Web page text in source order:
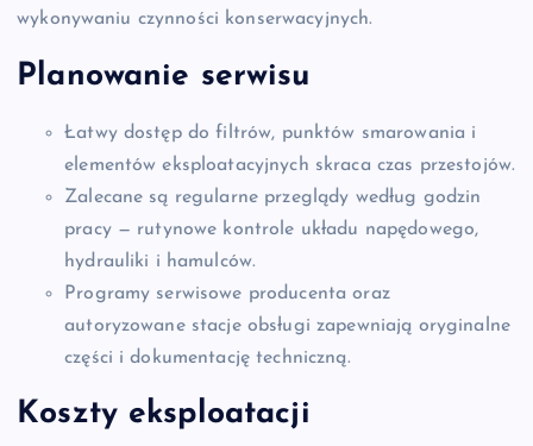
wykonywaniu czynności konserwacyjnych.
Planowanie serwisu
Łatwy dostęp do filtrów, punktów smarowania i
elementów eksploatacyjnych skraca czas przestojów.
Zalecane są regularne przeglądy według godzin
pracy — rutynowe kontrole układu napędowego,
hydrauliki i hamulców.
Programy serwisowe producenta oraz
autoryzowane stacje obsługi zapewniają oryginalne
części i dokumentację techniczną.
Koszty eksploatacji